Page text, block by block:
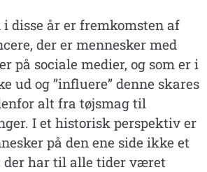
disse år er fremkomsten af
der er mennesker med
på sociale medier, og som er i
ud og ”influere” denne skares
alt fra tøjsmag til
I et historisk perspektiv er
på den ene side ikke et
har til alle tider været